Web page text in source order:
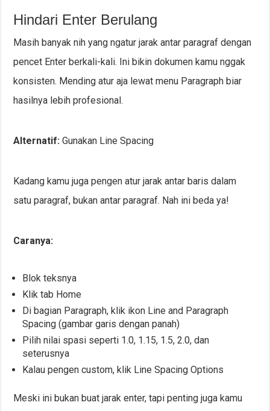
Hindari Enter Berulang
Masih banyak nih yang ngatur jarak antar paragraf dengan
pencet Enter berkali-kali. Ini bikin dokumen kamu nggak
konsisten. Mending atur aja lewat menu Paragraph biar
hasilnya lebih profesional.
Alternatif: Gunakan Line Spacing
Kadang kamu juga pengen atur jarak antar baris dalam
satu paragraf, bukan antar paragraf. Nah ini beda ya!
Caranya:
Blok teksnya
Klik tab Home
Di bagian Paragraph, klik ikon Line and Paragraph
Spacing (gambar garis dengan panah)
Pilih nilai spasi seperti 1.0, 1.15, 1.5, 2.0, dan
seterusnya
Kalau pengen custom, klik Line Spacing Options
Meski ini bukan buat jarak enter, tapi penting juga kamu